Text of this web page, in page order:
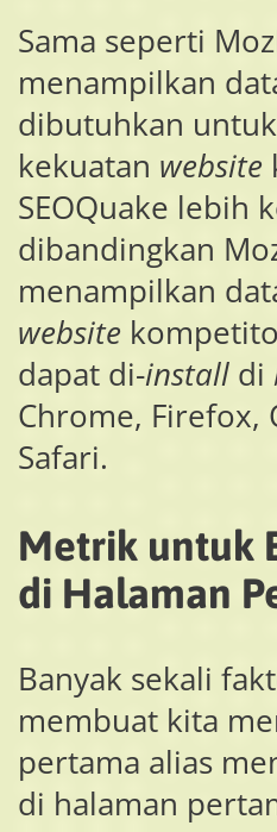
Sama seperti
menampilkan
dibutuhkan
kekuatan website
SEOQuake lebih
dibandingkan
menampilkan
website
dapat di-install di
Chrome, Firefox,
Safari.
Metrik untuk
di Halaman
Banyak sekali
membuat kita
pertama alias
di halaman